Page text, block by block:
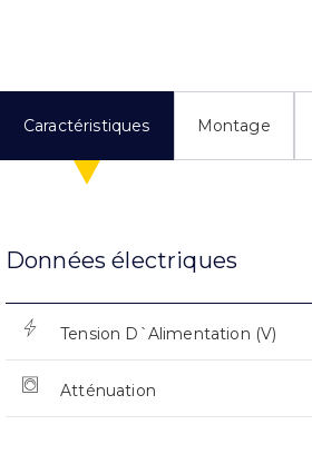
Caractéristiques Montage
Données électriques
Tension D`Alimentation (V)
Atténuation